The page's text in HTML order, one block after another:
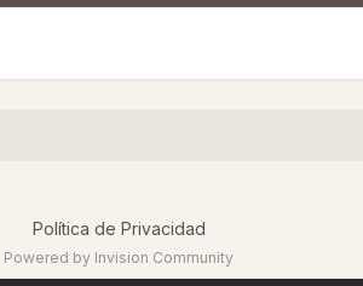
Política de Privacidad
Powered by Invision Community